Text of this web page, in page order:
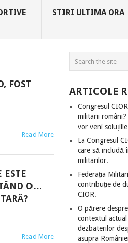
STIRI ULTIMA ORA
FOST
Read More
ESTE
O…
Read More
ARTICOLE
Congresul
militarii
vor veni
La Congresul
care să includă
militarilor.
Federația
contribuție de
CIOR.
O părere
contextul
dezbaterilor
asupra